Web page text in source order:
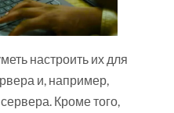
настроить их для
и, например,
Кроме того,